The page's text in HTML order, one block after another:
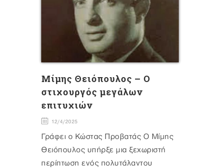
Mίμης Θειόπουλος – Ο
στιχουργός μεγάλων
επιτυχιών
12/4/2025
Γράφει ο Κώστας Προβατάς Ο Μίμης
Θειόπουλος υπήρξε μια ξεχωριστή
περίπτωση ενός πολυτάλαντου